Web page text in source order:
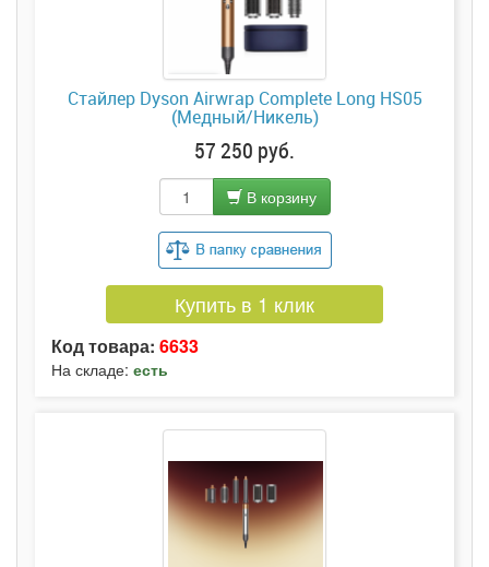
Стайлер Dyson Airwrap Complete Long HS05
(Медный/Никель)
57 250 руб.
В корзину
Купить в 1 клик
Код товара: 6633
На складе: есть